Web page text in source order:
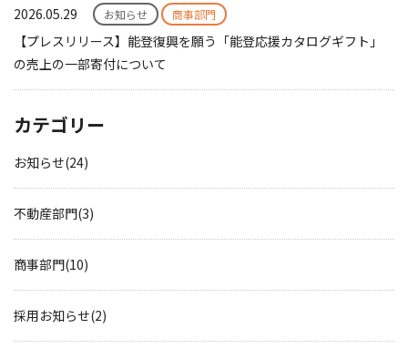
2026.05.29 お知らせ 商事部門
【プレスリリース】能登復興を願う「能登応援カタログギフト」
の売上の一部寄付について
カテゴリー
お知らせ(24)
不動産部門(3)
商事部門(10)
採用お知らせ(2)